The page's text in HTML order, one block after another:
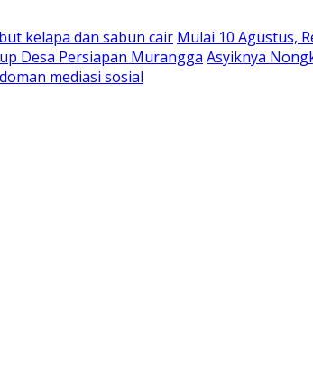
kelapa dan sabun cair Mulai 10 Agustus,
Desa Persiapan Murangga Asyiknya
mediasi sosial